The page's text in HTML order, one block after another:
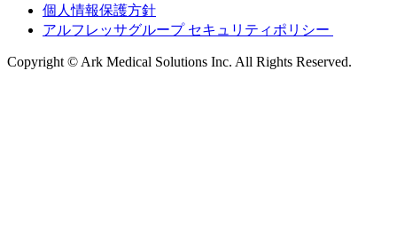
個人情報保護方針
アルフレッサグループ セキュリティポリシー
Copyright © Ark Medical Solutions Inc. All Rights Reserved.